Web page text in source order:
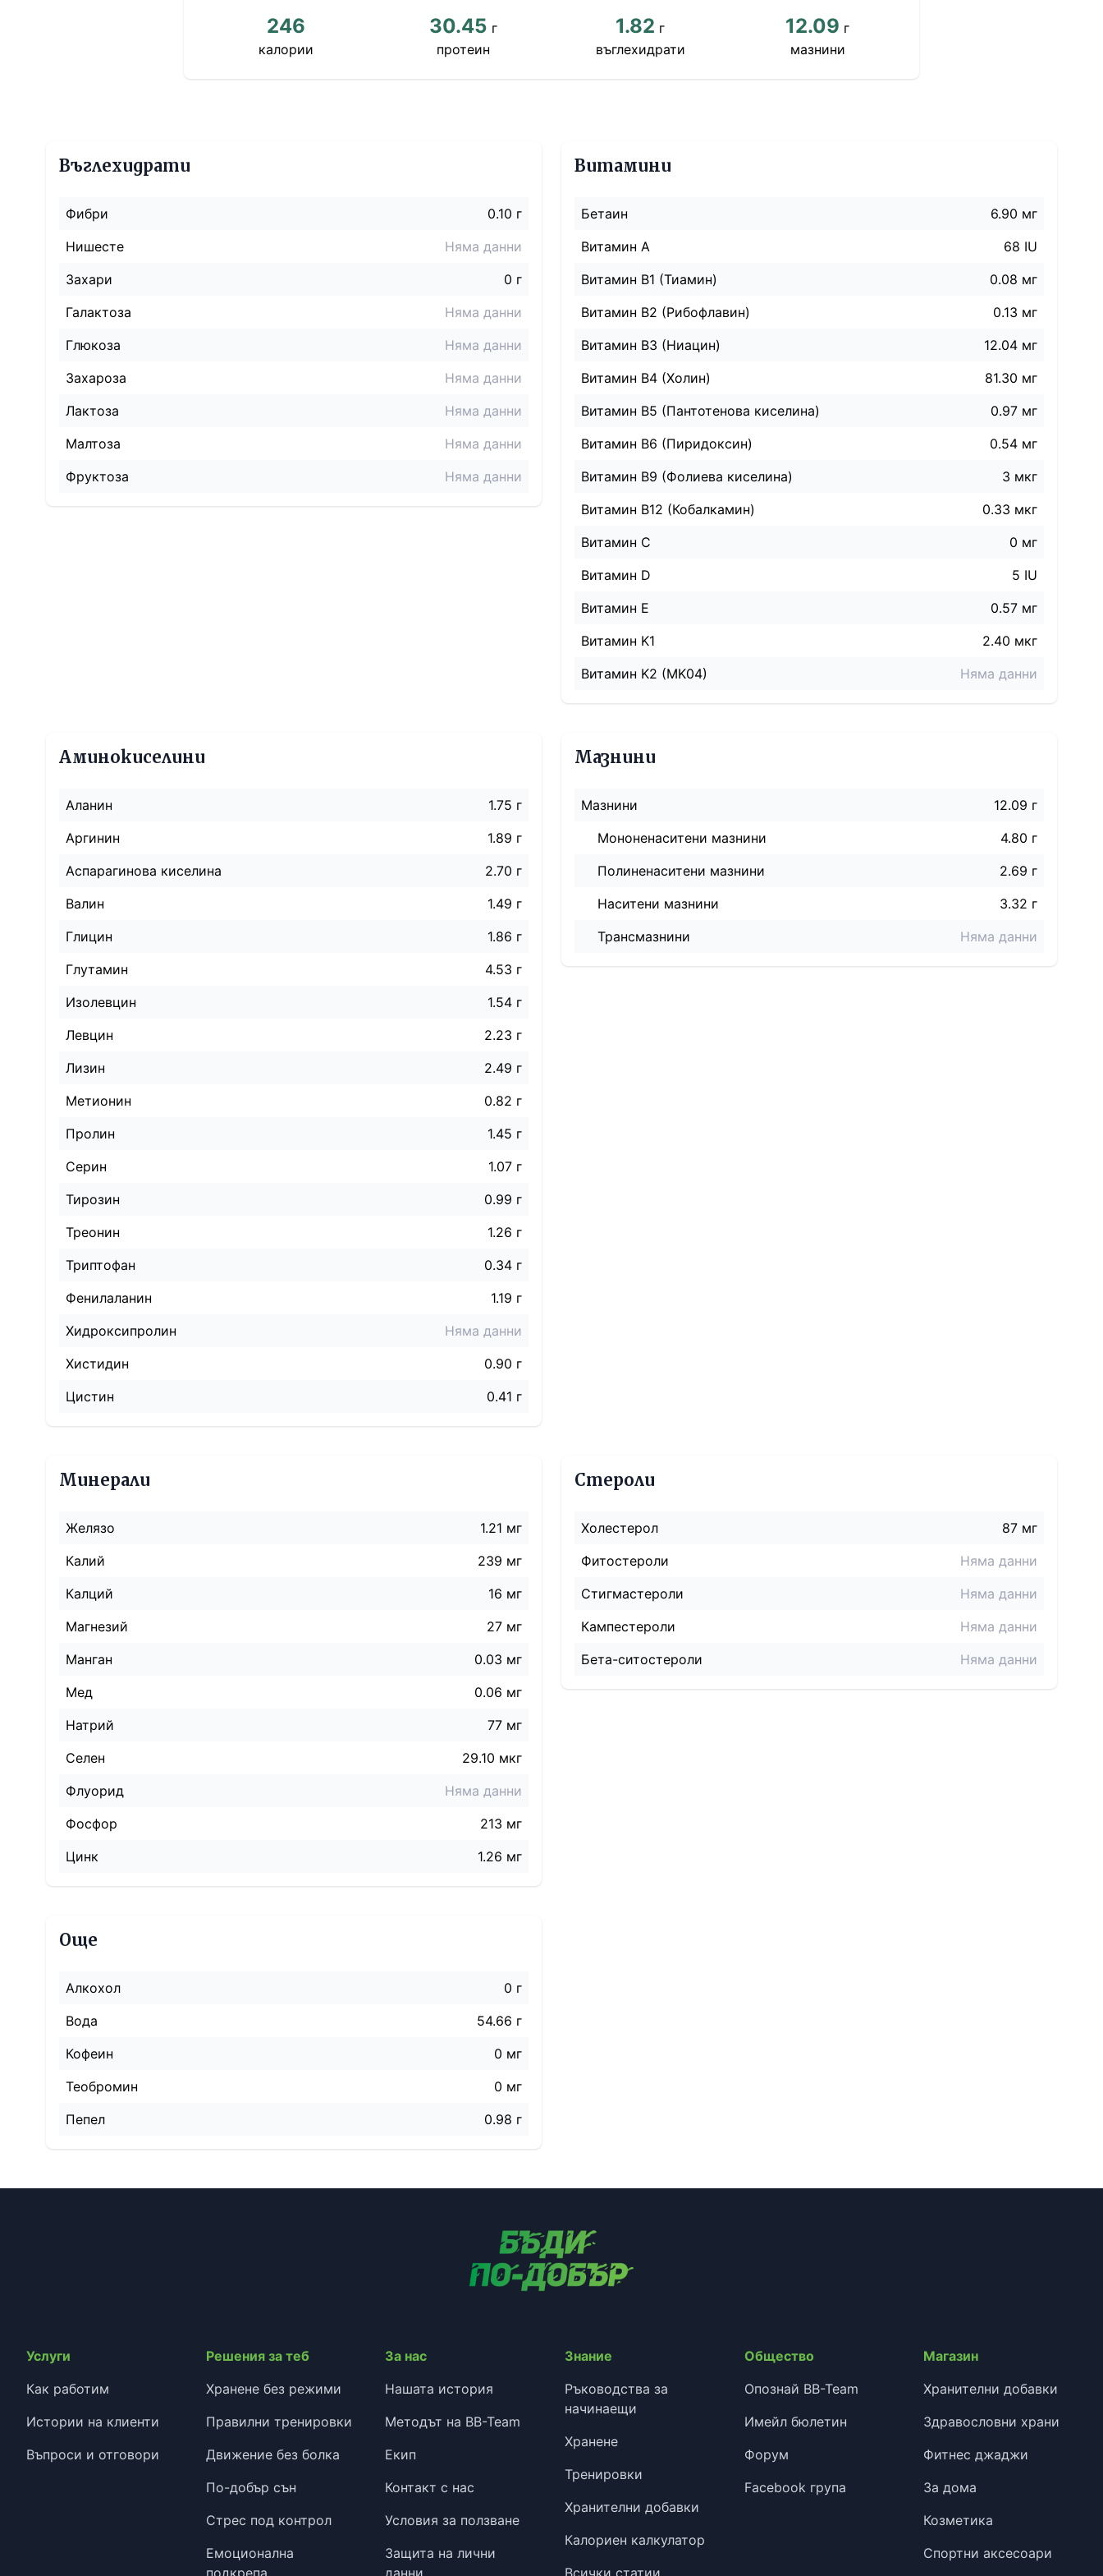
246
калории
30.45 г
протеин
1.82 г
въглехидрати
12.09 г
мазнини
Въглехидрати
Фибри
0.10 г
Нишесте
Няма данни
Захари
0 г
Галактоза
Няма данни
Глюкоза
Няма данни
Захароза
Няма данни
Лактоза
Няма данни
Малтоза
Няма данни
Фруктоза
Няма данни
Витамини
Бетаин
6.90 мг
Витамин A
68 IU
Витамин B1 (Тиамин)
0.08 мг
Витамин B2 (Рибофлавин)
0.13 мг
Витамин B3 (Ниацин)
12.04 мг
Витамин B4 (Холин)
81.30 мг
Витамин B5 (Пантотенова киселина)
0.97 мг
Витамин B6 (Пиридоксин)
0.54 мг
Витамин B9 (Фолиева киселина)
3 мкг
Витамин B12 (Кобалкамин)
0.33 мкг
Витамин C
0 мг
Витамин D
5 IU
Витамин E
0.57 мг
Витамин K1
2.40 мкг
Витамин K2 (MK04)
Няма данни
Аминокиселини
Аланин
1.75 г
Аргинин
1.89 г
Аспарагинова киселина
2.70 г
Валин
1.49 г
Глицин
1.86 г
Глутамин
4.53 г
Изолевцин
1.54 г
Левцин
2.23 г
Лизин
2.49 г
Метионин
0.82 г
Пролин
1.45 г
Серин
1.07 г
Тирозин
0.99 г
Треонин
1.26 г
Триптофан
0.34 г
Фенилаланин
1.19 г
Хидроксипролин
Няма данни
Хистидин
0.90 г
Цистин
0.41 г
Мазнини
Мазнини
12.09 г
Мононенаситени мазнини
4.80 г
Полиненаситени мазнини
2.69 г
Наситени мазнини
3.32 г
Трансмазнини
Няма данни
Минерали
Желязо
1.21 мг
Калий
239 мг
Калций
16 мг
Магнезий
27 мг
Манган
0.03 мг
Мед
0.06 мг
Натрий
77 мг
Селен
29.10 мкг
Флуорид
Няма данни
Фосфор
213 мг
Цинк
1.26 мг
Стероли
Холестерол 87 мг
Фитостероли
Няма данни
Стигмастероли
Няма данни
Кампестероли
Няма данни
Бета-ситостероли
Няма данни
Още
Алкохол
0 г
Вода
54.66 г
Кофеин
0 мг
Теобромин
0 мг
Пепел
0.98 г
Услуги
Как работим
Истории на клиенти
Въпроси и отговори
Решения за теб
Хранене без режими
Правилни тренировки
Движение без болка
По-добър сън
Стрес под контрол
Емоционална
подкрепа
За нас
Нашата история
Методът на BB-Team
Екип
Контакт с нас
Условия за ползване
Защита на лични
данни
Знание
Ръководства за
начинаещи
Хранене
Тренировки
Хранителни добавки
Калориен калкулатор
Всички статии
Общество
Опознай BB-Team
Имейл бюлетин
Форум
Facebook група
Магазин
Хранителни добавки
Здравословни храни
Фитнес джаджи
За дома
Козметика
Спортни аксесоари